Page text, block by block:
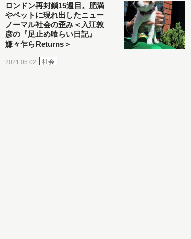
ロンドン再封鎖15週目。肥満
やペットに現れ出したニュー
ノーマル社会の歪み＜入江敦
彦の『足止め喰らい日記』
嫌々乍らReturns＞
2021.05.02 社会